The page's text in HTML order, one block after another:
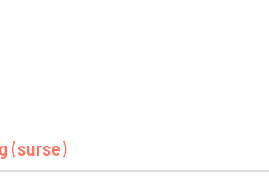
(surse)